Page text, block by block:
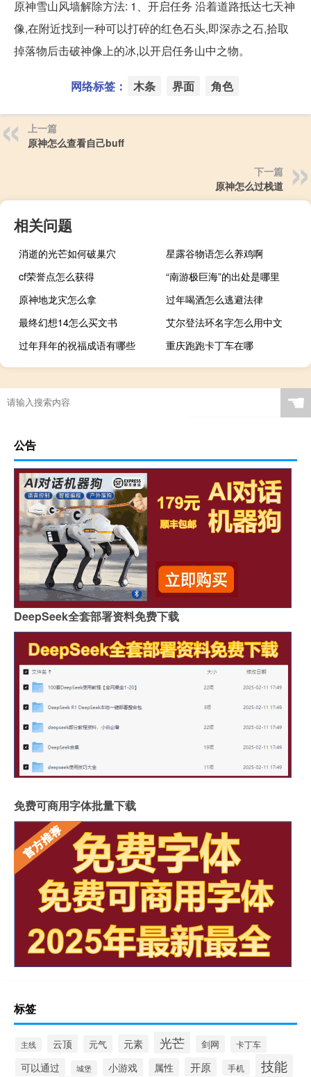
原神雪山风墙解除方法: 1、开启任务 沿着道路抵达七天神
像,在附近找到一种可以打碎的红色石头,即深赤之石,拾取
掉落物后击破神像上的冰,以开启任务山中之物。
网络标签： 木条 界面 角色
上一篇
原神怎么查看自己buff
下一篇
原神怎么过栈道
相关问题
消逝的光芒如何破巢穴
星露谷物语怎么养鸡啊
cf荣誉点怎么获得
“南游极巨海”的出处是哪里
原神地龙灾怎么拿
过年喝酒怎么逃避法律
最终幻想14怎么买文书
艾尔登法环名字怎么用中文
过年拜年的祝福成语有哪些
重庆跑跑卡丁车在哪
☚
公告
DeepSeek全套部署资料免费下载
免费可商用字体批量下载
标签
主线 云顶 元气 元素 光芒 剑网 卡丁车
可以通过 城堡 小游戏 属性 开原 手机 技能